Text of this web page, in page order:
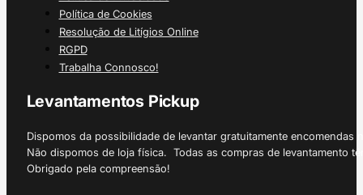
Política de Cookies
Resolução de Litígios Online
RGPD
Trabalha Connosco!
Levantamentos Pickup
Dispomos da possibilidade de levantar gratuitamente
Não dispomos de loja física. Todas as compras de levantamento
Obrigado pela compreensão!